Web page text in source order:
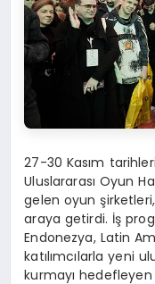
27-30 Kasım
Uluslararası Oyun
gelen oyun
araya getirdi. İş
Endonezya, Latin
katılımcılarla yeni
kurmayı